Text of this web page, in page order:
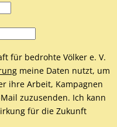
für bedrohte Völker e. V.
meine Daten nutzt, um
ihre Arbeit, Kampagnen
zuzusenden. Ich kann
für die Zukunft